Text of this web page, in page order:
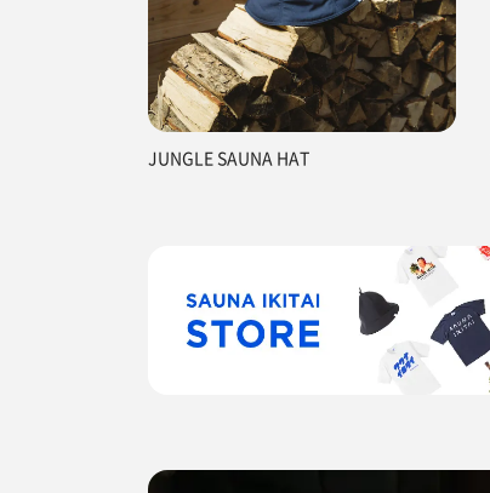
JUNGLE SAUNA HAT